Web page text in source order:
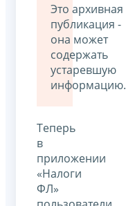
Это архивная
публикация -
она может
содержать
устаревшую
информацию.
Теперь
в
приложении
«Налоги
ФЛ»